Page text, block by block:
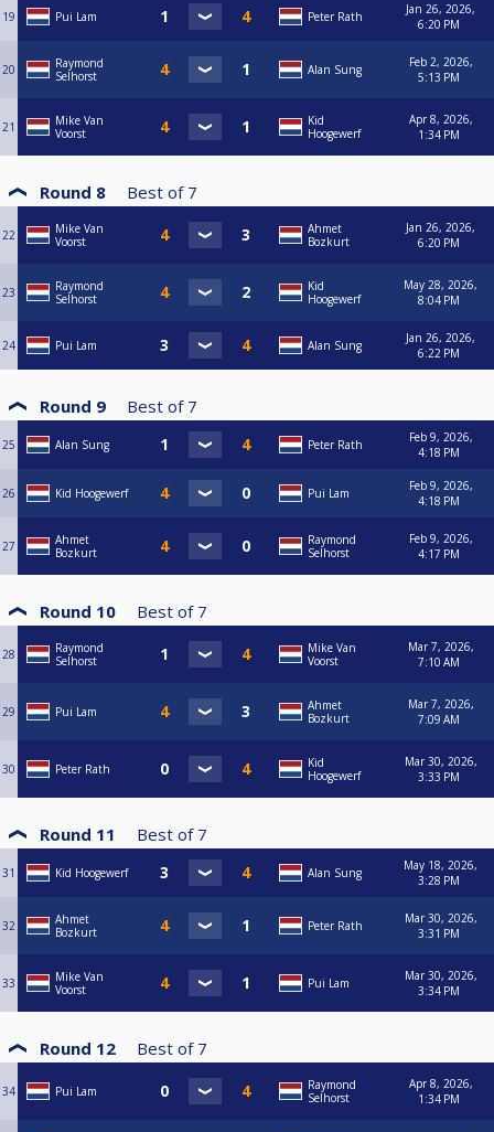
19 Pui Lam Peter Rath
Jan 26, 2026,
6:20 PM
20
Raymond
Selhorst
Alan Sung
Feb 2, 2026,
5:13 PM
21
Mike Van
Voorst
Kid
Hoogewerf
Apr 8, 2026,
1:34 PM
Round 8 Best of 7
22
Mike Van
Voorst
Ahmet
Bozkurt
Jan 26, 2026,
6:20 PM
23
Raymond
Selhorst
Kid
Hoogewerf
May 28, 2026,
8:04 PM
24 Pui Lam Alan Sung
Jan 26, 2026,
6:22 PM
Round 9 Best of 7
25 Alan Sung Peter Rath
Feb 9, 2026,
4:18 PM
26 Kid Hoogewerf Pui Lam
Feb 9, 2026,
4:18 PM
27
Ahmet
Bozkurt
Raymond
Selhorst
Feb 9, 2026,
4:17 PM
Round 10 Best of 7
28
Raymond
Selhorst
Mike Van
Voorst
Mar 7, 2026,
7:10 AM
29 Pui Lam
Ahmet
Bozkurt
Mar 7, 2026,
7:09 AM
30 Peter Rath
Kid
Hoogewerf
Mar 30, 2026,
3:33 PM
Round 11 Best of 7
31 Kid Hoogewerf Alan Sung
May 18, 2026,
3:28 PM
32
Ahmet
Bozkurt
Peter Rath
Mar 30, 2026,
3:31 PM
33
Mike Van
Voorst
Pui Lam
Mar 30, 2026,
3:34 PM
Round 12 Best of 7
34 Pui Lam
Raymond
Selhorst
Apr 8, 2026,
1:34 PM